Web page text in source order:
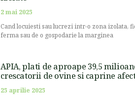
2 mai 2025
Cand locuiesti sau lucrezi intr-o zona izolata,
ferma sau de o gospodarie la marginea
APIA, plati de aproape 39,5
crescatorii de ovine si caprine
25 aprilie 2025